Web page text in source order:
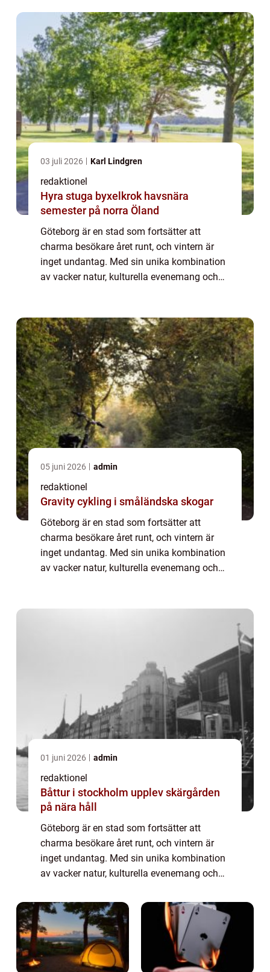
03 juli 2026 Karl Lindgren
redaktionel
Hyra stuga byxelkrok havsnära
semester på norra Öland
Göteborg är en stad som fortsätter att
charma besökare året runt, och vintern är
inget undantag. Med sin unika kombination
av vacker natur, kulturella evenemang och
05 juni 2026 admin
redaktionel
Gravity cykling i småländska skogar
Göteborg är en stad som fortsätter att
charma besökare året runt, och vintern är
inget undantag. Med sin unika kombination
av vacker natur, kulturella evenemang och
01 juni 2026 admin
redaktionel
Båttur i stockholm upplev skärgården
på nära håll
Göteborg är en stad som fortsätter att
charma besökare året runt, och vintern är
inget undantag. Med sin unika kombination
av vacker natur, kulturella evenemang och
alla att utforska och uppleva under vinter...